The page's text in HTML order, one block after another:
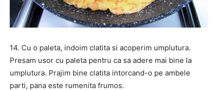
14. Cu o paleta, indoim clatita si acoperim umplutura.
Presam usor cu paleta pentru ca sa adere mai bine la
umplutura. Prajim bine clatita intorcand-o pe ambele
parti, pana este rumenita frumos.